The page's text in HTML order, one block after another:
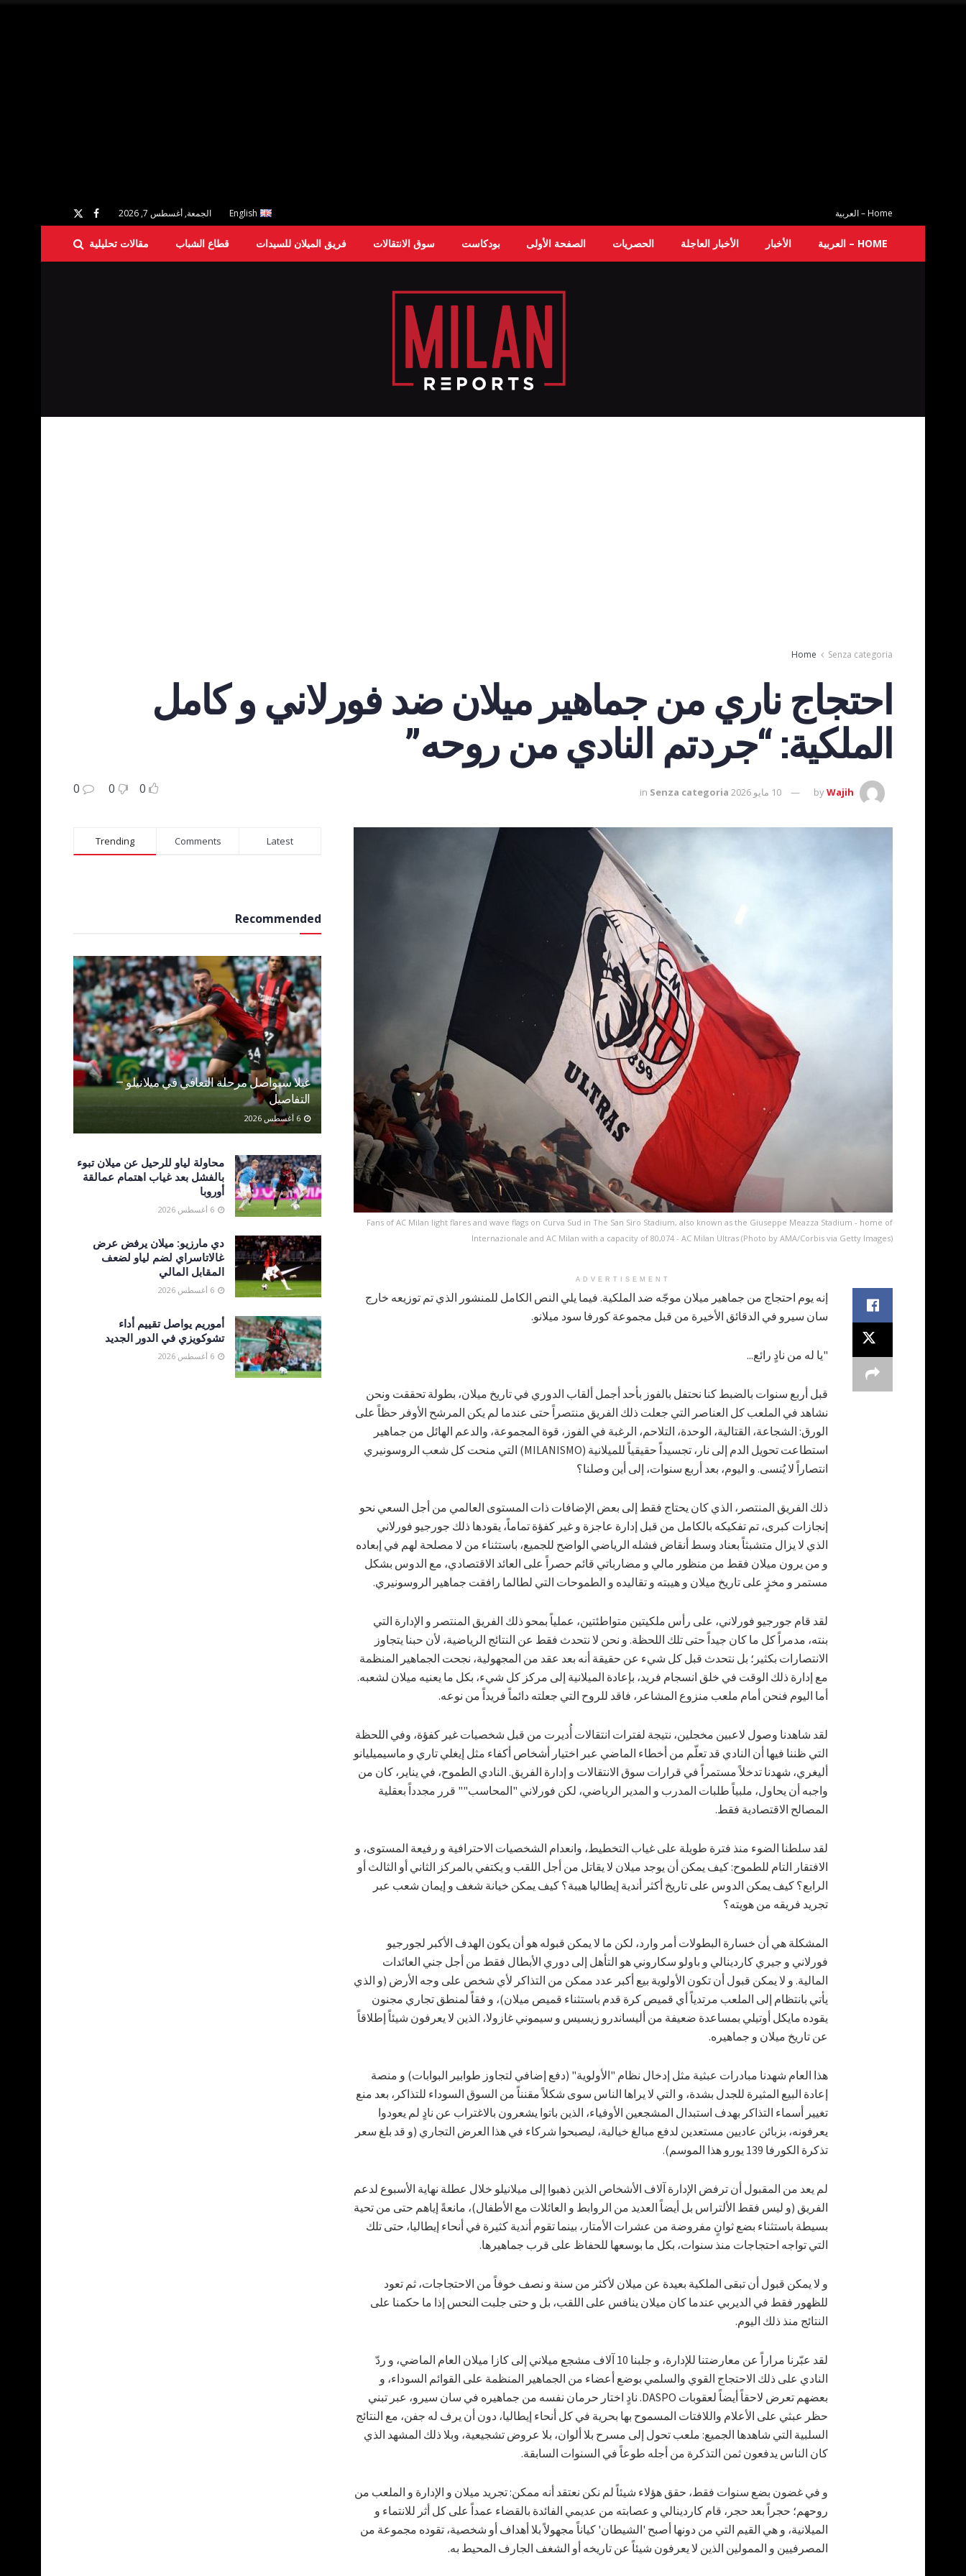
Home – العربية English الجمعة, أغسطس 7, 2026
HOME – العربية الأخبار الأخبار العاجلة الحصريات الصفحة الأولى بودكاست سوق الانتقالات فريق الميلان للسيدات قطاع الشباب مقالات تحليلية
Home Senza categoria
احتجاج ناري من جماهير ميلان ضد فورلاني و كامل
الملكية: “جردتم النادي من روحه”
byWajih 10 مايو 2026 in Senza categoria
0
0
Fans of AC Milan light flares and wave flags on Curva Sud in The San Siro Stadium, also known as the Giuseppe Meazza Stadium - home of
Internazionale and AC Milan with a capacity of 80,074 - AC Milan Ultras (Photo by AMA/Corbis via Getty Images)
ADVERTISEMENT
إنه يوم احتجاج من جماهير ميلان موجّه ضد الملكية. فيما يلي النص الكامل للمنشور الذي تم توزيعه خارج
سان سيرو في الدقائق الأخيرة من قبل مجموعة كورفا سود ميلانو.
"يا له من نادٍ رائع...
قبل أربع سنوات بالضبط كنا نحتفل بالفوز بأحد أجمل ألقاب الدوري في تاريخ ميلان، بطولة تحققت ونحن
نشاهد في الملعب كل العناصر التي جعلت ذلك الفريق منتصراً حتى عندما لم يكن المرشح الأوفر حظاً على
الورق: الشجاعة، القتالية، الوحدة، التلاحم، الرغبة في الفوز، قوة المجموعة، والدعم الهائل من جماهير
استطاعت تحويل الدم إلى نار، تجسيداً حقيقياً للميلانية (MILANISMO) التي منحت كل شعب الروسونيري
انتصاراً لا يُنسى. و اليوم، بعد أربع سنوات، إلى أين وصلنا؟
ذلك الفريق المنتصر، الذي كان يحتاج فقط إلى بعض الإضافات ذات المستوى العالمي من أجل السعي نحو
إنجازات كبرى، تم تفكيكه بالكامل من قبل إدارة عاجزة و غير كفؤة تماماً، يقودها ذلك جورجيو فورلاني
الذي لا يزال متشبثاً بعناد وسط أنقاض فشله الرياضي الواضح للجميع، باستثناء من لا مصلحة لهم في إبعاده
و من يرون ميلان فقط من منظور مالي و مضارباتي قائم حصراً على العائد الاقتصادي، مع الدوس بشكل
مستمر و مخزٍ على تاريخ ميلان و هيبته و تقاليده و الطموحات التي لطالما رافقت جماهير الروسونيري.
لقد قام جورجيو فورلاني، على رأس ملكيتين متواطئتين، عملياً بمحو ذلك الفريق المنتصر و الإدارة التي
بنته، مدمراً كل ما كان جيداً حتى تلك اللحظة. و نحن لا نتحدث فقط عن النتائج الرياضية، لأن حبنا يتجاوز
الانتصارات بكثير؛ بل نتحدث قبل كل شيء عن حقيقة أنه بعد عقد من المجهولية، نجحت الجماهير المنظمة
مع إدارة ذلك الوقت في خلق انسجام فريد، بإعادة الميلانية إلى مركز كل شيء، بكل ما يعنيه ميلان لشعبه.
أما اليوم فنحن أمام ملعب منزوع المشاعر، فاقد للروح التي جعلته دائماً فريداً من نوعه.
لقد شاهدنا وصول لاعبين مخجلين، نتيجة لفترات انتقالات أُديرت من قبل شخصيات غير كفؤة، وفي اللحظة
التي ظننا فيها أن النادي قد تعلّم من أخطاء الماضي عبر اختيار أشخاص أكفاء مثل إيغلي تاري و ماسيميليانو
أليغري، شهدنا تدخلاً مستمراً في قرارات سوق الانتقالات و إدارة الفريق. النادي الطموح، في يناير، كان من
واجبه أن يحاول، ملبياً طلبات المدرب و المدير الرياضي، لكن فورلاني "المحاسب"" قرر مجدداً بعقلية
المصالح الاقتصادية فقط.
لقد سلطنا الضوء منذ فترة طويلة على غياب التخطيط، وانعدام الشخصيات الاحترافية و رفيعة المستوى، و
الافتقار التام للطموح: كيف يمكن أن يوجد ميلان لا يقاتل من أجل اللقب و يكتفي بالمركز الثاني أو الثالث أو
الرابع؟ كيف يمكن الدوس على تاريخ أكثر أندية إيطاليا هيبة؟ كيف يمكن خيانة شغف و إيمان شعب عبر
تجريد فريقه من هويته؟
المشكلة هي أن خسارة البطولات أمر وارد، لكن ما لا يمكن قبوله هو أن يكون الهدف الأكبر لجورجيو
فورلاني و جيري كاردينالي و باولو سكاروني هو التأهل إلى دوري الأبطال فقط من أجل جني العائدات
المالية. و لا يمكن قبول أن تكون الأولوية بيع أكبر عدد ممكن من التذاكر لأي شخص على وجه الأرض (و الذي
يأتي بانتظام إلى الملعب مرتدياً أي قميص كرة قدم باستثناء قميص ميلان)، و فقاً لمنطق تجاري مجنون
يقوده مايكل أوتيلي بمساعدة ضعيفة من أليساندرو زيسيس و سيموني غازولا، الذين لا يعرفون شيئاً إطلاقاً
عن تاريخ ميلان و جماهيره.
هذا العام شهدنا مبادرات عبثية مثل إدخال نظام "الأولوية" (دفع إضافي لتجاوز طوابير البوابات) و منصة
إعادة البيع المثيرة للجدل بشدة، و التي لا يراها الناس سوى شكلاً مقنناً من السوق السوداء للتذاكر، بعد منع
تغيير أسماء التذاكر بهدف استبدال المشجعين الأوفياء، الذين باتوا يشعرون بالاغتراب عن نادٍ لم يعودوا
يعرفونه، بزبائن عاديين مستعدين لدفع مبالغ خيالية، ليصبحوا شركاء في هذا العرض التجاري (و قد بلغ سعر
تذكرة الكورفا 139 يورو هذا الموسم).
لم يعد من المقبول أن ترفض الإدارة آلاف الأشخاص الذين ذهبوا إلى ميلانيلو خلال عطلة نهاية الأسبوع لدعم
الفريق (و ليس فقط الألتراس بل أيضاً العديد من الروابط و العائلات مع الأطفال)، مانعةً إياهم حتى من تحية
بسيطة باستثناء بضع ثوانٍ مفروضة من عشرات الأمتار، بينما تقوم أندية كثيرة في أنحاء إيطاليا، حتى تلك
التي تواجه احتجاجات منذ سنوات، بكل ما بوسعها للحفاظ على قرب جماهيرها.
و لا يمكن قبول أن تبقى الملكية بعيدة عن ميلان لأكثر من سنة و نصف خوفاً من الاحتجاجات، ثم تعود
للظهور فقط في الديربي عندما كان ميلان ينافس على اللقب، بل و حتى جلبت النحس إذا ما حكمنا على
النتائج منذ ذلك اليوم.
لقد عبّرنا مراراً عن معارضتنا للإدارة، و جلبنا 10 آلاف مشجع ميلاني إلى كازا ميلان العام الماضي، و ردّ
النادي على ذلك الاحتجاج القوي والسلمي بوضع أعضاء من الجماهير المنظمة على القوائم السوداء، و
بعضهم تعرض لاحقاً أيضاً لعقوبات DASPO. نادٍ اختار حرمان نفسه من جماهيره في سان سيرو، عبر تبني
حظر عبثي على الأعلام واللافتات المسموح بها بحرية في كل أنحاء إيطاليا، دون أن يرف له جفن، مع النتائج
السلبية التي شاهدها الجميع: ملعب تحول إلى مسرح بلا ألوان، بلا عروض تشجيعية، وبلا ذلك المشهد الذي
كان الناس يدفعون ثمن التذكرة من أجله طوعاً في السنوات السابقة.
و في غضون بضع سنوات فقط، حقق هؤلاء شيئاً لم نكن نعتقد أنه ممكن: تجريد ميلان و الإدارة و الملعب من
روحهم؛ حجراً بعد حجر، قام كاردينالي و عصابته من عديمي الفائدة بالقضاء عمداً على كل أثر للانتماء و
الميلانية، و هي القيم التي من دونها أصبح 'الشيطان' كياناً مجهولاً بلا أهداف أو شخصية، تقوده مجموعة من
المصرفيين و الممولين الذين لا يعرفون شيئاً عن تاريخه أو الشغف الجارف المحيط به.
Trending Comments Latest
Recommended
غيلا سيواصل مرحلة التعافي في ميلانيلو –
التفاصيل
محاولة لياو للرحيل عن ميلان تبوء
بالفشل بعد غياب اهتمام عمالقة
أوروبا
دي مارزيو: ميلان يرفض عرض
غالاتاسراي لضم لياو لضعف
المقابل المالي
أموريم يواصل تقييم أداء
تشوكويزي في الدور الجديد